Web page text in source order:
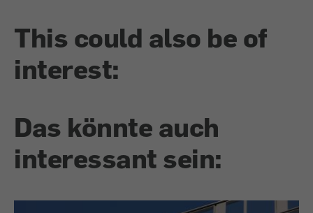
This could also be of
interest:
Das könnte auch
interessant sein: